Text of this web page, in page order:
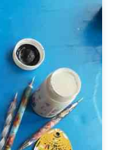
ребенка» и
Алабушской
«Точечная